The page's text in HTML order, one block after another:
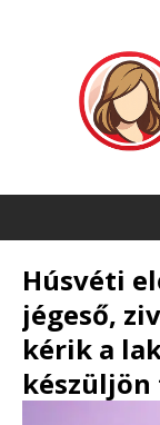
Húsvéti
jégeső,
kérik a
készüljön